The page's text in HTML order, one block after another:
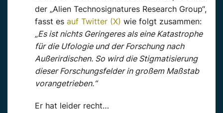
der „Alien Technosignatures Research Group“,
fasst es auf Twitter (X) wie folgt zusammen:
„Es ist nichts Geringeres als eine Katastrophe
für die Ufologie und der Forschung nach
Außerirdischen. So wird die Stigmatisierung
dieser Forschungsfelder in großem Maßstab
vorangetrieben.“
Er hat leider recht…